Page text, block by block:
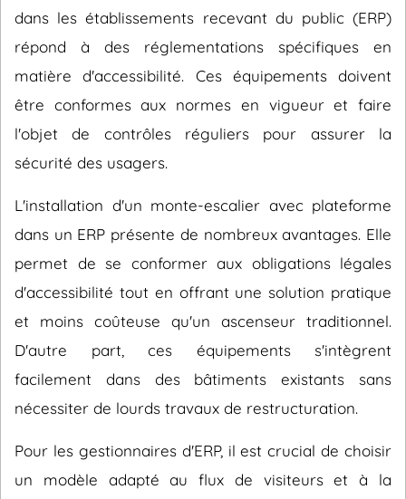
dans les établissements recevant du public (ERP)
répond à des réglementations spécifiques en
matière d'accessibilité. Ces équipements doivent
être conformes aux normes en vigueur et faire
l'objet de contrôles réguliers pour assurer la
sécurité des usagers.
L'installation d'un monte-escalier avec plateforme
dans un ERP présente de nombreux avantages. Elle
permet de se conformer aux obligations légales
d'accessibilité tout en offrant une solution pratique
et moins coûteuse qu'un ascenseur traditionnel.
D'autre part, ces équipements s'intègrent
facilement dans des bâtiments existants sans
nécessiter de lourds travaux de restructuration.
Pour les gestionnaires d'ERP, il est crucial de choisir
un modèle adapté au flux de visiteurs et à la